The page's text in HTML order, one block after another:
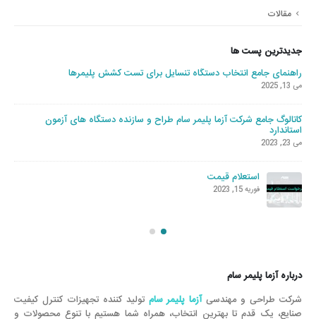
مقالات
جدیدترین پست ها
راهنمای جامع انتخاب دستگاه تنسایل برای تست کشش پلیمرها
می 13, 2025
کاتالوگ جامع شرکت آزما پلیمر سام طراح و سازنده دستگاه های آزمون
استاندارد
می 23, 2023
استعلام قیمت
فوریه 15, 2023
درباره آزما پلیمر سام
شرکت طراحی و مهندسی آزما پلیمر سام تولید کننده تجهیزات کنترل کیفیت
صنایع، یک قدم تا بهترین انتخاب، همراه شما هستیم با تنوع محصولات و